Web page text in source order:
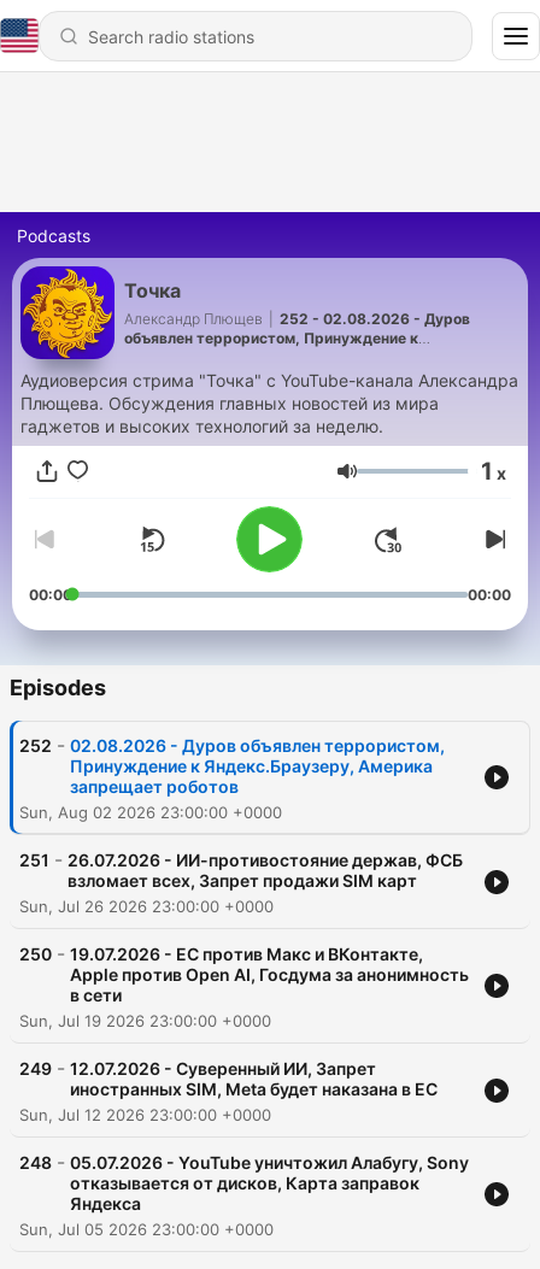
Podcasts
Точка
Александр Плющев
252 - 02.08.2026 - Дуров
объявлен террористом, Принуждение к
Аудиоверсия стрима "Точка" с YouTube-канала Александра
Плющева. Обсуждения главных новостей из мира
гаджетов и высоких технологий за неделю.
Volume 1 x
00:00 00:00
Episodes
252 - 02.08.2026 - Дуров объявлен террористом,
Принуждение к Яндекс.Браузеру, Америка
запрещает роботов
Sun, Aug 02 2026 23:00:00 +0000
251 - 26.07.2026 - ИИ-противостояние держав, ФСБ
взломает всех, Запрет продажи SIM карт
Sun, Jul 26 2026 23:00:00 +0000
250 - 19.07.2026 - ЕС против Макс и ВКонтакте,
Apple против Open AI, Госдума за анонимность
в сети
Sun, Jul 19 2026 23:00:00 +0000
249 - 12.07.2026 - Суверенный ИИ, Запрет
иностранных SIM, Meta будет наказана в ЕС
Sun, Jul 12 2026 23:00:00 +0000
248 - 05.07.2026 - YouTube уничтожил Алабугу, Sony
отказывается от дисков, Карта заправок
Яндекса
Sun, Jul 05 2026 23:00:00 +0000